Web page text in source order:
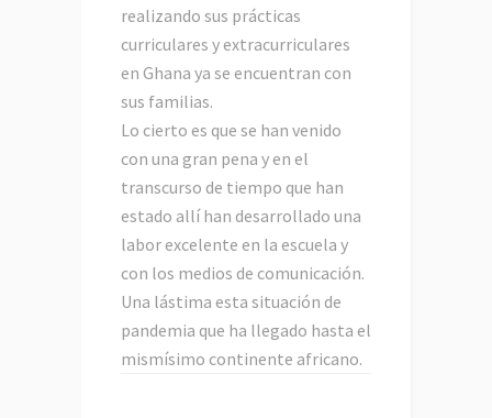
realizando sus prácticas
curriculares y extracurriculares
en Ghana ya se encuentran con
sus familias.
Lo cierto es que se han venido
con una gran pena y en el
transcurso de tiempo que han
estado allí han desarrollado una
labor excelente en la escuela y
con los medios de comunicación.
Una lástima esta situación de
pandemia que ha llegado hasta el
mismísimo continente africano.